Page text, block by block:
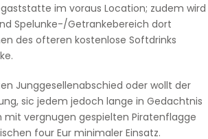
im voraus Location; zudem wird
Spelunke-/Getrankebereich dort
des ofteren kostenlose Softdrinks
Junggesellenabschied oder wollt der
sic jedem jedoch lange in Gedachtnis
mit vergnugen gespielten Piratenflagge
four Eur minimaler Einsatz.